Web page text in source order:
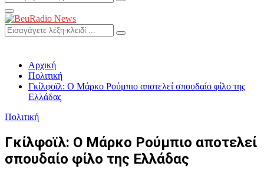
for:
Search
Primary
Menu
Search
for:
Search
Αρχική
Πολιτική
Γκίλφοϊλ: Ο Μάρκο Ρούμπιο αποτελεί σπουδαίο φίλο της
Ελλάδας
Πολιτική
Γκίλφοϊλ: Ο Μάρκο Ρούμπιο αποτελεί
σπουδαίο φίλο της Ελλάδας